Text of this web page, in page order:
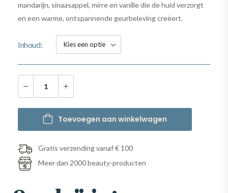
mandarijn, sinaasappel, mirre en vanille die de huid verzorgt
en een warme, ontspannende geurbeleving creëert.
Inhoud
Toevoegen aan winkelwagen
Gratis verzending vanaf € 100
Meer dan 2000 beauty-producten